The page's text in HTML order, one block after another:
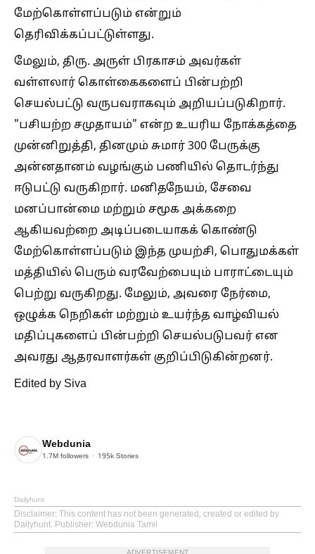
மேற்கொள்ளப்படும் என்றும்
தெரிவிக்கப்பட்டுள்ளது.
மேலும், திரு. அருள் பிரகாசம் அவர்கள்
வள்ளலார் கொள்கைகளைப் பின்பற்றி
செயல்பட்டு வருபவராகவும் அறியப்படுகிறார்.
"பசியற்ற சமுதாயம்" என்ற உயரிய நோக்கத்தை
முன்னிறுத்தி, தினமும் சுமார் 300 பேருக்கு
அன்னதானம் வழங்கும் பணியில் தொடர்ந்து
ஈடுபட்டு வருகிறார். மனிதநேயம், சேவை
மனப்பான்மை மற்றும் சமூக அக்கறை
ஆகியவற்றை அடிப்படையாகக் கொண்டு
மேற்கொள்ளப்படும் இந்த முயற்சி, பொதுமக்கள்
மத்தியில் பெரும் வரவேற்பையும் பாராட்டையும்
பெற்று வருகிறது. மேலும், அவரை நேர்மை,
ஒழுக்க நெறிகள் மற்றும் உயர்ந்த வாழ்வியல்
மதிப்புகளைப் பின்பற்றி செயல்படுபவர் என
அவரது ஆதரவாளர்கள் குறிப்பிடுகின்றனர்.
Edited by Siva
Webdunia
1.7M followers 195k Stories
Dailyhunt
Disclaimer: This content has not been generated, created or edited by
Dailyhunt. Publisher: Webdunia Tamil